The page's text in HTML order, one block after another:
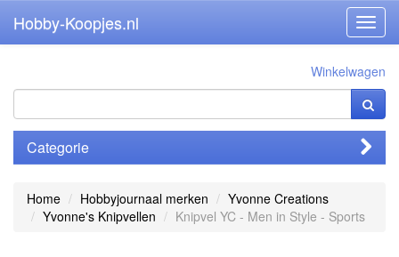
Hobby-Koopjes.nl
Winkelwagen
Categorie
Home Hobbyjournaal merken
Yvonne Creations
Yvonne's Knipvellen
Knipvel YC - Men in Style - Sports